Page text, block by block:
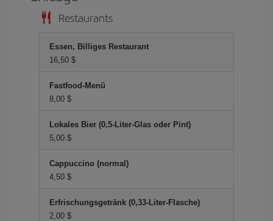
Restaurants
Essen, Billiges Restaurant
16,50 $
Fastfood-Menü
8,00 $
Lokales Bier (0,5-Liter-Glas oder Pint)
5,00 $
Cappuccino (normal)
4,50 $
Erfrischungsgetränk (0,33-Liter-Flasche)
2,00 $